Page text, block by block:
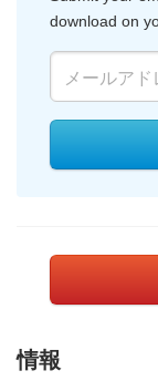
download on
情報